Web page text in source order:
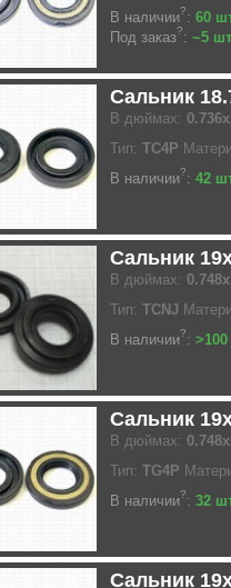
В наличии?: 60
Под заказ?: ~5
Сальник
В дюймах:
Тип: TC4P
В наличии?: 42
Сальник
В дюймах:
Тип: TCNJ
В наличии?:
Сальник
В дюймах:
Тип: TG4P
В наличии?: 32
Сальник